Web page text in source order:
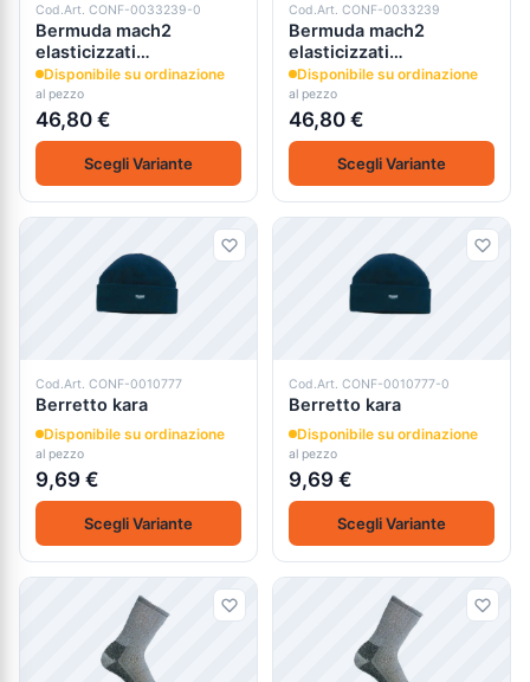
Cod.Art. CONF-0033239-0
Bermuda mach2
elasticizzati
grigio/arancio 260g
Disponibile su ordinazione
al pezzo
46,80 €
Scegli Variante
Cod.Art. CONF-0033239
Bermuda mach2
elasticizzati
grigio/arancio 260g
Disponibile su ordinazione
al pezzo
46,80 €
Scegli Variante
Cod.Art. CONF-0010777
Berretto kara
Disponibile su ordinazione
al pezzo
9,69 €
Scegli Variante
Cod.Art. CONF-0010777-0
Berretto kara
Disponibile su ordinazione
al pezzo
9,69 €
Scegli Variante